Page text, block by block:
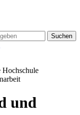
Suchen
Hochschule
und